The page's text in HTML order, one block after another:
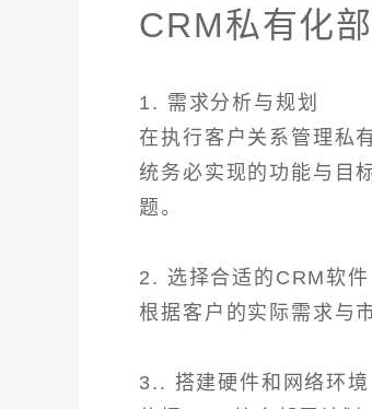
CRM私有化
1. 需求分析与规划
在执行客户关系管理私
统务必实现的功能与目
题。
2. 选择合适的CRM软件
根据客户的实际需求与
3.. 搭建硬件和网络环境